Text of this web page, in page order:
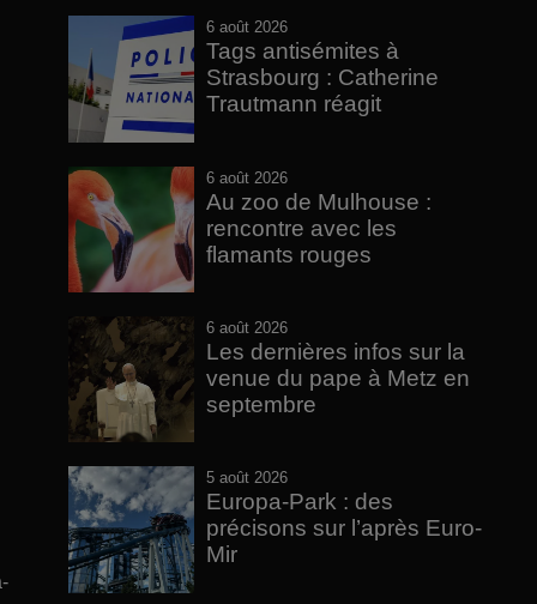
6 août 2026
Tags antisémites à
Strasbourg : Catherine
Trautmann réagit
6 août 2026
Au zoo de Mulhouse :
rencontre avec les
flamants rouges
6 août 2026
Les dernières infos sur la
venue du pape à Metz en
septembre
5 août 2026
Europa-Park : des
précisons sur l’après Euro-
Mir